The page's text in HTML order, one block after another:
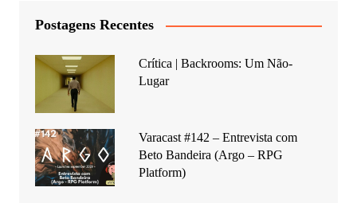
Postagens Recentes
Crítica | Backrooms: Um Não-
Lugar
Varacast #142 – Entrevista com
Beto Bandeira (Argo – RPG
Platform)